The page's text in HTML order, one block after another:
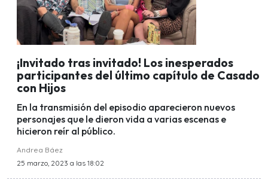
¡Invitado tras invitado! Los inesperados
participantes del último capítulo de Casado
con Hijos
En la transmisión del episodio aparecieron nuevos
personajes que le dieron vida a varias escenas e
hicieron reír al público.
Andrea Báez
25 marzo, 2023 a las 18:02